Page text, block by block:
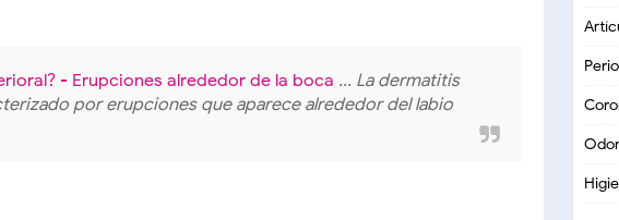
- Erupciones alrededor de la boca ... La dermatitis
por erupciones que aparece alrededor del labio